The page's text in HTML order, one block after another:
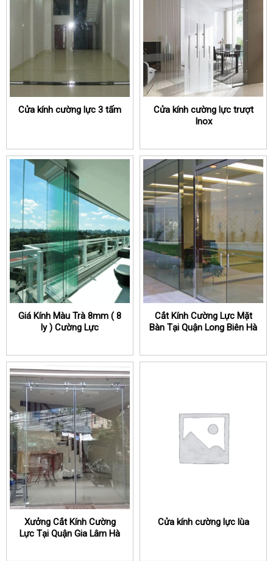
Cửa kính cường lực 3 tấm
Cửa kính cường lực trượt
Inox
Giá Kính Màu Trà 8mm ( 8
ly ) Cường Lực
Cắt Kính Cường Lực Mặt
Bàn Tại Quận Long Biên Hà
Xưởng Cắt Kính Cường
Lực Tại Quận Gia Lâm Hà
Cửa kính cường lực lùa